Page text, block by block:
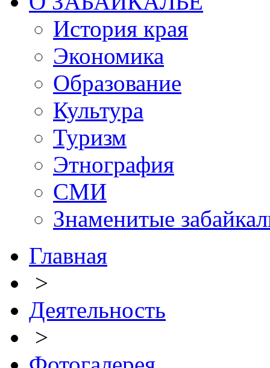
История края
Экономика
Образование
Культура
Туризм
Этнография
СМИ
Знаменитые
Главная
>
Деятельность
>